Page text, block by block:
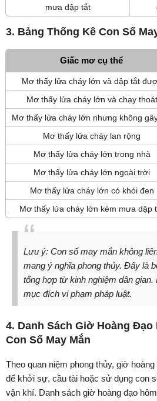
mưa dập tắt
3. Bảng Thống Kê Con Số
Giấc mơ cụ thể
Mơ thấy lửa cháy lớn và dập tắt
Mơ thấy lửa cháy lớn và chạy thoát
Mơ thấy lửa cháy lớn nhưng không
Mơ thấy lửa cháy lan rộng
Mơ thấy lửa cháy lớn trong nhà
Mơ thấy lửa cháy lớn ngoài trời
Mơ thấy lửa cháy lớn có khói đen
Mơ thấy lửa cháy lớn kèm mưa dập
Lưu ý: Con số may mắn không
mang ý nghĩa phong thủy. Đây là
tổng hợp từ kinh nghiệm dân
mục đích vi phạm pháp luật.
4. Danh Sách Giờ Hoàng Đạo
Con Số May Mắn
Theo quan niệm phong thủy, giờ
để khởi sự, cầu tài hoặc sử dụng con
vận khí. Danh sách giờ hoàng đạo